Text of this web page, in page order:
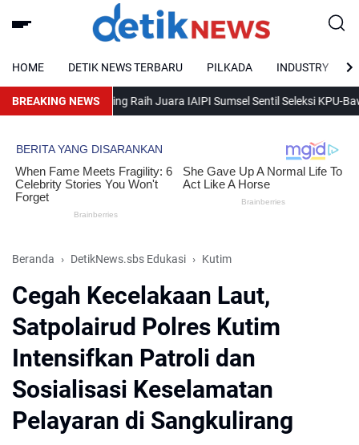
HOME DETIK NEWS TERBARU PILKADA INDUSTRY
BREAKING NEWS
RI, Desa Pising Raih Juara IAIPI Sumsel Sentil Seleksi KPU-
Beranda DetikNews.sbs Edukasi Kutim
Cegah Kecelakaan Laut,
Satpolairud Polres Kutim
Intensifkan Patroli dan
Sosialisasi Keselamatan
Pelayaran di Sangkulirang